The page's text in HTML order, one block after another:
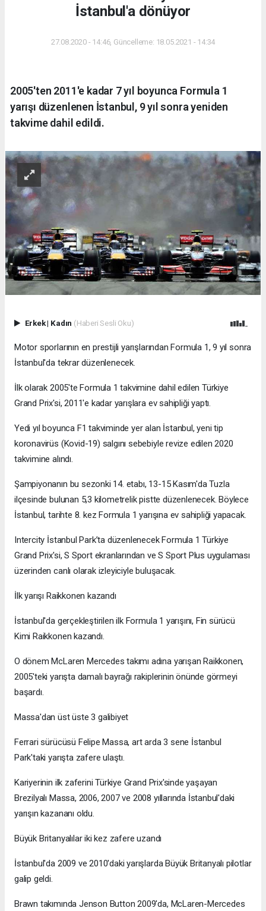
İstanbul'a dönüyor
27.08.2020 - 14:46, Güncelleme: 18.05.2021 - 14:34
2005'ten 2011'e kadar 7 yıl boyunca Formula 1
yarışı düzenlenen İstanbul, 9 yıl sonra yeniden
takvime dahil edildi.
Erkek| Kadın (Haberi Sesli Oku)
Motor sporlarının en prestijli yarışlarından Formula 1, 9 yıl sonra
İstanbul'da tekrar düzenlenecek.
İlk olarak 2005'te Formula 1 takvimine dahil edilen Türkiye
Grand Prix'si, 2011'e kadar yarışlara ev sahipliği yaptı.
Yedi yıl boyunca F1 takviminde yer alan İstanbul, yeni tip
koronavirüs (Kovid-19) salgını sebebiyle revize edilen 2020
takvimine alındı.
Şampiyonanın bu sezonki 14. etabı, 13-15 Kasım'da Tuzla
ilçesinde bulunan 5,3 kilometrelik pistte düzenlenecek. Böylece
İstanbul, tarihte 8. kez Formula 1 yarışına ev sahipliği yapacak.
Intercity İstanbul Park’ta düzenlenecek Formula 1 Türkiye
Grand Prix'si, S Sport ekranlarından ve S Sport Plus uygulaması
üzerinden canlı olarak izleyiciyle buluşacak.
İlk yarışı Raikkonen kazandı
İstanbul'da gerçekleştirilen ilk Formula 1 yarışını, Fin sürücü
Kimi Raikkonen kazandı.
O dönem McLaren Mercedes takımı adına yarışan Raikkonen,
2005'teki yarışta damalı bayrağı rakiplerinin önünde görmeyi
başardı.
Massa'dan üst üste 3 galibiyet
Ferrari sürücüsü Felipe Massa, art arda 3 sene İstanbul
Park'taki yarışta zafere ulaştı.
Kariyerinin ilk zaferini Türkiye Grand Prix'sinde yaşayan
Brezilyalı Massa, 2006, 2007 ve 2008 yıllarında İstanbul'daki
yarışın kazananı oldu.
Büyük Britanyalılar iki kez zafere uzandı
İstanbul'da 2009 ve 2010'daki yarışlarda Büyük Britanyalı pilotlar
galip geldi.
Brawn takımında Jenson Button 2009'da, McLaren-Mercedes